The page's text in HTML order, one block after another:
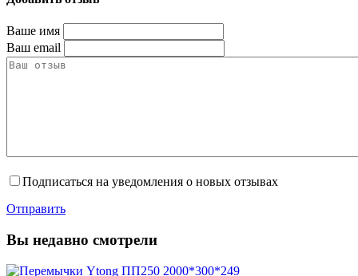
Ваше имя
Ваш email
Подписаться на уведомления о новых отзывах
Отправить
Вы недавно смотрели